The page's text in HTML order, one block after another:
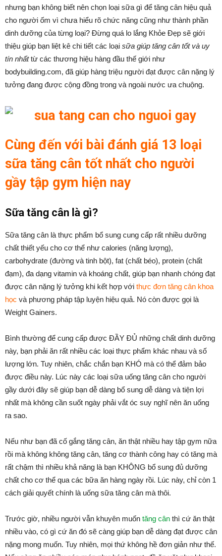
nhưng bạn không biết nên chọn loại sữa gì để tăng cân hiệu quả
cho người ốm vì chưa hiểu rõ chức năng cũng như thành phần
dinh dưỡng của từng loại? Đừng quá lo lắng Khỏe Đẹp sẽ giới
thiệu giúp bạn liệt kê chi tiết các loại sữa giúp tăng cân tốt và uy
tín nhấttừ các thương hiệu hàng đầu thế giới như
bodybuilding.com, đã giúp hàng triệu người đạt được cân nặng lý
tưởng đang được cộng đồng trong và ngoài nước ưa chuộng.
Cùng đến với bài đánh giá 13 loại
sữa tăng cân tốt nhất cho người
gầy tập gym hiện nay
Sữa tăng cân là gì?
Sữa tăng cân là thực phẩm bổ sung cung cấp rất nhiều dưỡng
chất thiết yếu cho cơ thể như calories (năng lượng),
carbohydrate (đường và tinh bột), fat (chất béo), protein (chất
đạm), đa dạng vitamin và khoáng chất, giúp bạn nhanh chóng đạt
được cân nặng lý tưởng khi kết hợp với thực đơn tăng cân khoa
học và phương pháp tập luyện hiệu quả. Nó còn được gọi là
Weight Gainers.
Bình thường để cung cấp được ĐẦY ĐỦ những chất dinh dưỡng
này, bạn phải ăn rất nhiều các loại thực phẩm khác nhau và số
lượng lớn. Tuy nhiên, chắc chắn bạn KHÓ mà có thể đảm bảo
được điều này. Lúc này các loại sữa uống tăng cân cho người
gầy dưới đây sẽ giúp bạn dễ dàng bổ sung dễ dàng và tiện lợi
nhất mà không cần suốt ngày phải vắt óc suy nghĩ nên ăn uống
ra sao.
Nếu như bạn đã cố gắng tăng cân, ăn thật nhiều hay tập gym nữa
rồi mà không không tăng cân, tăng cơ thành công hay có tăng mà
rất chậm thì nhiều khả năng là bạn KHÔNG bổ sung đủ dưỡng
chất cho cơ thể qua các bữa ăn hàng ngày rồi. Lúc này, chỉ còn 1
cách giải quyết chính là uống sữa tăng cân mà thôi.
Trước giờ, nhiều người vẫn khuyên muốn tăng cân thì cứ ăn thật
nhiều vào, có gì cứ ăn đó sẽ càng giúp bạn dễ dàng đạt được cân
nặng mong muốn. Tuy nhiên, mọi thứ không hề đơn giản như thế.